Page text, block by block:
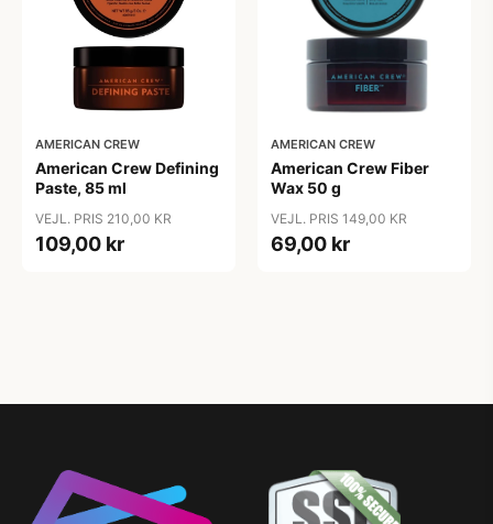
AMERICAN CREW
American Crew Defining
Paste, 85 ml
VEJL. PRIS 210,00 KR
109,00 kr
AMERICAN CREW
American Crew Fiber
Wax 50 g
VEJL. PRIS 149,00 KR
69,00 kr